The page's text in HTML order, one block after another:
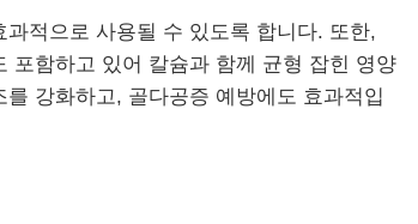
적으로 사용될 수 있도록 합니다. 또한,
포함하고 있어 칼슘과 함께 균형 잡힌 영양
강화하고, 골다공증 예방에도 효과적입